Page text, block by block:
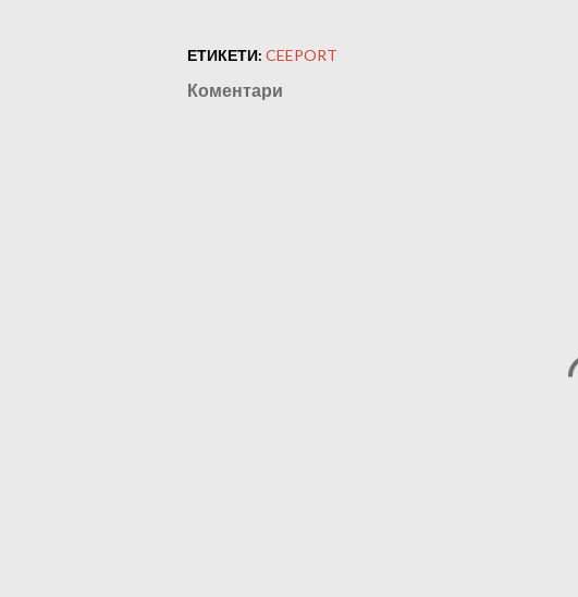
ЕТИКЕТИ: CEEPORT
Коментари